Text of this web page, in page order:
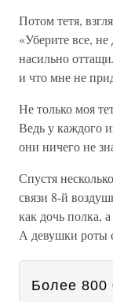
Потом тетя,
«Уберите все,
насильно
и что мне не
Не только моя
Ведь у каждого
они ничего не
Спустя
связи 8-й
как дочь полка,
А девушки роты
Более 800